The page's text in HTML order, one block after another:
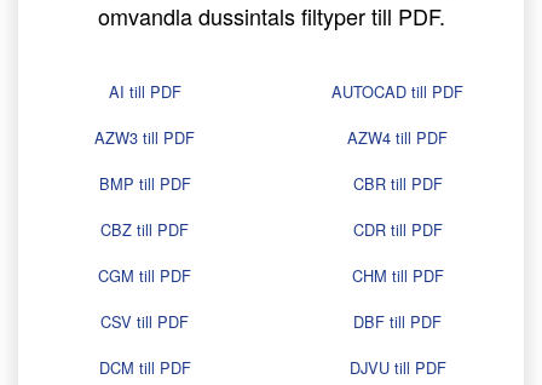
omvandla dussintals filtyper till PDF.
AI till PDF
AUTOCAD till PDF
AZW3 till PDF
AZW4 till PDF
BMP till PDF
CBR till PDF
CBZ till PDF
CDR till PDF
CGM till PDF
CHM till PDF
CSV till PDF
DBF till PDF
DCM till PDF
DJVU till PDF